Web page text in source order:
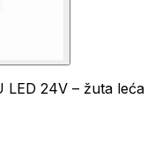
LED 24V – žuta leća